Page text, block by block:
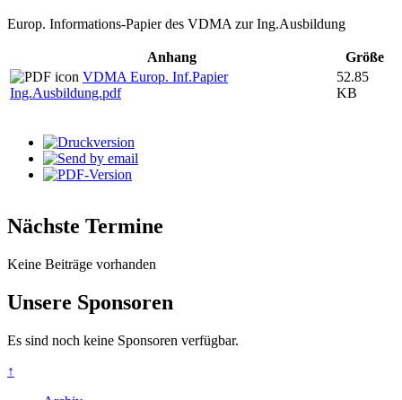
Europ. Informations-Papier des VDMA zur Ing.Ausbildung
Anhang
Größe
VDMA Europ. Inf.Papier
Ing.Ausbildung.pdf
52.85
KB
Nächste Termine
Keine Beiträge vorhanden
Unsere Sponsoren
Es sind noch keine Sponsoren verfügbar.
↑